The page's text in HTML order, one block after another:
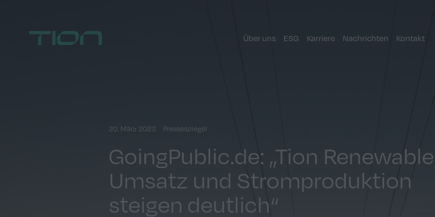
Home Über uns ESG Karriere Nachrichten Kontakt
20. März 2023 Pressespiegel
GoingPublic.de: „Tion
Umsatz und Stromproduktion
steigen deutlich“